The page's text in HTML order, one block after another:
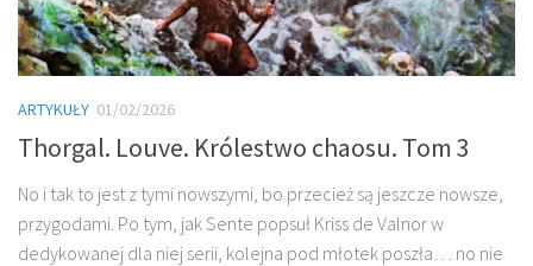
ARTYKUŁY 01/02/2026
Thorgal. Louve. Królestwo chaosu. Tom 3
No i tak to jest z tymi nowszymi, bo przecież są jeszcze nowsze,
przygodami. Po tym, jak Sente popsuł Kriss de Valnor w
dedykowanej dla niej serii, kolejna pod młotek poszła… no nie